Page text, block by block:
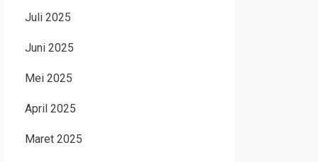
Juli 2025
Juni 2025
Mei 2025
April 2025
Maret 2025